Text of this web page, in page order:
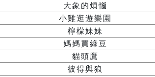
大象的煩惱
小雞逛遊樂園
檸檬妹妹
媽媽買綠豆
貓頭鷹
彼得與狼